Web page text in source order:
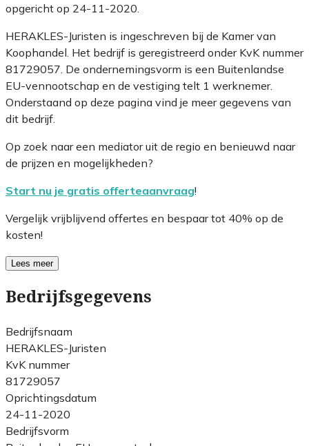
opgericht op 24-11-2020.
HERAKLES-Juristen is ingeschreven bij de Kamer van
Koophandel. Het bedrijf is geregistreerd onder KvK nummer
81729057. De ondernemingsvorm is een Buitenlandse
EU-vennootschap en de vestiging telt 1 werknemer.
Onderstaand op deze pagina vind je meer gegevens van
dit bedrijf.
Op zoek naar een mediator uit de regio en benieuwd naar
de prijzen en mogelijkheden?
Start nu je gratis offerteaanvraag!
Vergelijk vrijblijvend offertes en bespaar tot 40% op de
kosten!
Lees meer
Bedrijfsgegevens
Bedrijfsnaam
HERAKLES-Juristen
KvK nummer
81729057
Oprichtingsdatum
24-11-2020
Bedrijfsvorm